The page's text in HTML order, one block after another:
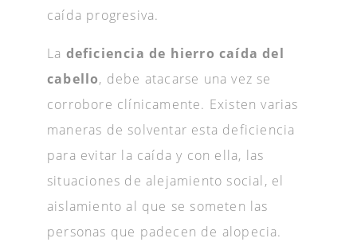
caída progresiva.
La deficiencia de hierro caída del
cabello, debe atacarse una vez se
corrobore clínicamente. Existen varias
maneras de solventar esta deficiencia
para evitar la caída y con ella, las
situaciones de alejamiento social, el
aislamiento al que se someten las
personas que padecen de alopecia.